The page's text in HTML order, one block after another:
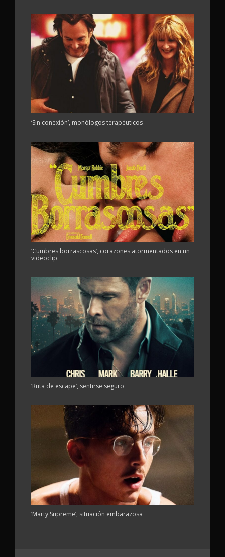
‘Sin conexión’, monólogos terapéuticos
‘Cumbres borrascosas’, corazones atormentados en un
videoclip
‘Ruta de escape’, sentirse seguro
‘Marty Supreme’, situación embarazosa